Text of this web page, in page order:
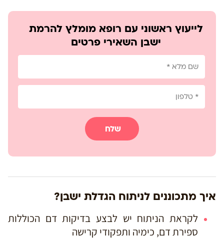
לייעוץ ראשוני עם רופא מומלץ להרמת
ישבן השאירי פרטים
שלח
איך מתכוננים לניתוח הגדלת ישבן?
לקראת הניתוח יש לבצע בדיקות דם הכוללות
ספירת דם, כימיה ותפקודי קרישה